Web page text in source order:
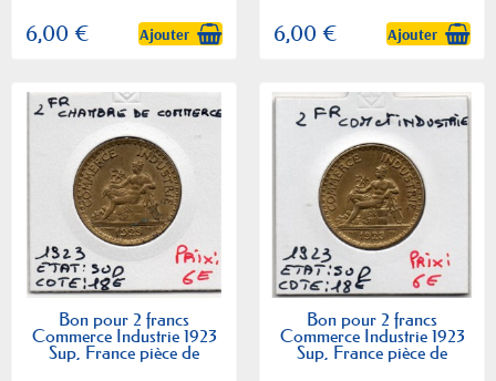
6,00 € Ajouter 6,00 € Ajouter
Bon pour 2 francs
Commerce Industrie 1923
Sup, France pièce de
monnaie
Bon pour 2 francs
Commerce Industrie 1923
Sup, France pièce de
monnaie